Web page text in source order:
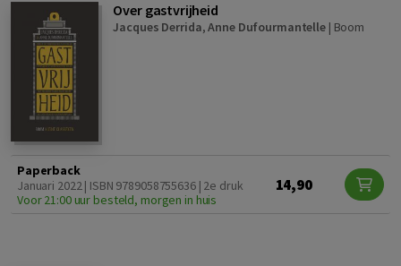
Over gastvrijheid
Jacques Derrida,Anne Dufourmantelle| Boom
Paperback
Januari 2022 | ISBN 9789058755636 | 2e druk
Voor 21:00 uur besteld, morgen in huis
14,90